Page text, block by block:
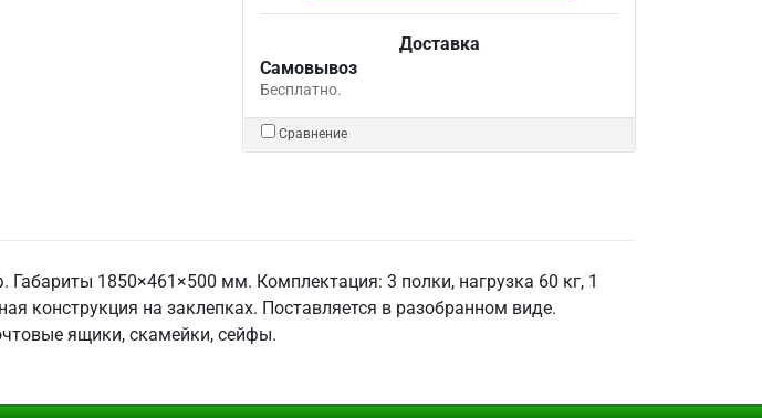
Доставка
Самовывоз
Бесплатно.
Сравнение
1850×461×500 мм. Комплектация: 3 полки, нагрузка 60 кг, 1
конструкция на заклепках. Поставляется в разобранном виде.
ящики, скамейки, сейфы.